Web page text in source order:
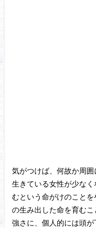
気がつけば、何故か周
生きている女性が少な
むという命がけのこと
の生み出した命を育む
強さに、個人的には頭